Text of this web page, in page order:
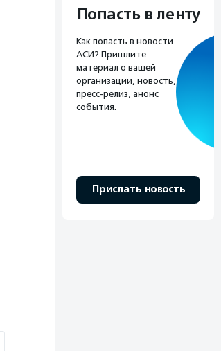
Попасть в ленту
Как попасть в новости
АСИ? Пришлите
материал о вашей
организации, новость,
пресс-релиз, анонс
события.
Прислать новость